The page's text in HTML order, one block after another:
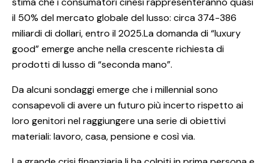
il 50% del mercato globale del lusso: circa 374-386
miliardi di dollari, entro il 2025.La domanda di “luxury
good” emerge anche nella crescente richiesta di
prodotti di lusso di “seconda mano”.
Da alcuni sondaggi emerge che i millennial sono
consapevoli di avere un futuro più incerto rispetto ai
loro genitori nel raggiungere una serie di obiettivi
materiali: lavoro, casa, pensione e così via.